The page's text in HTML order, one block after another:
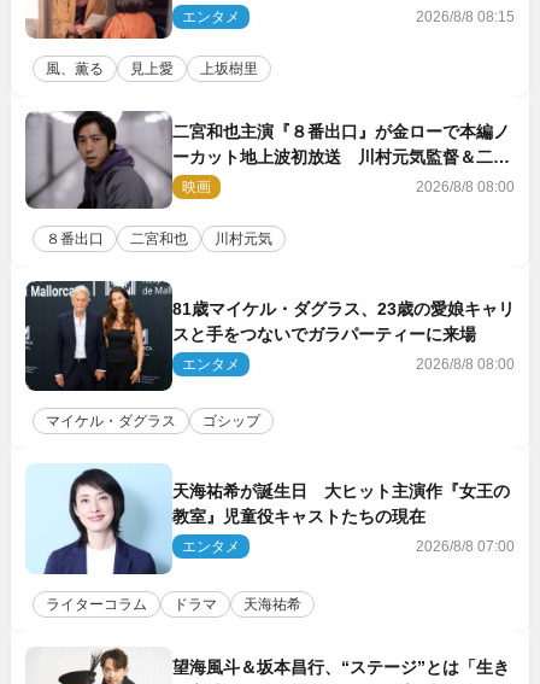
エンタメ 2026/8/8 08:15
風、薫る 見上愛 上坂樹里
二宮和也主演『８番出口』が金ローで本編ノ
ーカット地上波初放送 川村元気監督＆二宮
コメント到着
映画 2026/8/8 08:00
８番出口 二宮和也 川村元気
81歳マイケル・ダグラス、23歳の愛娘キャリ
スと手をつないでガラパーティーに来場
エンタメ 2026/8/8 08:00
マイケル・ダグラス ゴシップ
天海祐希が誕生日 大ヒット主演作『女王の
教室』児童役キャストたちの現在
エンタメ 2026/8/8 07:00
ライターコラム ドラマ 天海祐希
望海風斗＆坂本昌行、“ステージ”とは「生き